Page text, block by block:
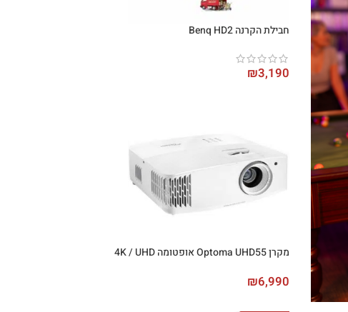
חבילת הקרנה Benq HD2
₪3,190
מקרן Optoma UHD55 אופטומה 4K / UHD
₪6,990